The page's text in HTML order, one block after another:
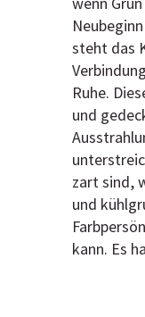
wenn
steht das
Ruhe.
und
zart sind,
und
kann. Es